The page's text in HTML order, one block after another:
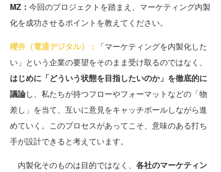
MZ： 今回のプロジェクトを踏まえ、マーケティング内製
化を成功させるポイントを教えてください。
櫻井（電通デジタル）：
「マーケティングを内製化した
い」という企業の要望をそのまま受け取るのではなく、
はじめに「どういう状態を目指したいのか」を徹底的に
議論し、私たちが持つフローやフォーマットなどの「物
差し」を当て、互いに意見をキャッチボールしながら進
めていく。このプロセスがあってこそ、意味のある打ち
手が設計できると考えています。
内製化そのものは目的ではなく、 各社のマーケティン